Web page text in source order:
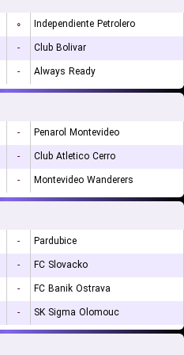
۰
Independiente Petrolero
-
Club Bolivar
- Always Ready
-
Penarol Montevideo
-
Club Atletico Cerro
- Montevideo Wanderers
-
Pardubice
-
FC Slovacko
-
FC Banik Ostrava
- SK Sigma Olomouc